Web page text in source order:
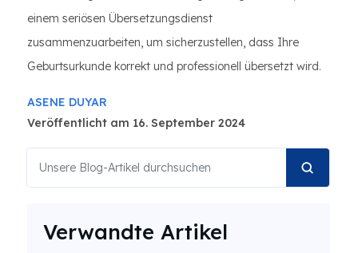
einem seriösen Übersetzungsdienst
zusammenzuarbeiten, um sicherzustellen, dass Ihre
Geburtsurkunde korrekt und professionell übersetzt wird.
ASENE DUYAR
Veröffentlicht am 16. September 2024
Verwandte Artikel